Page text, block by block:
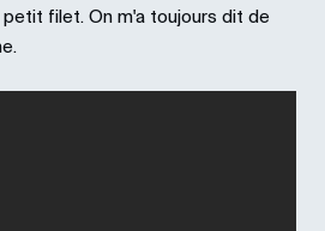
filet. On m'a toujours dit de